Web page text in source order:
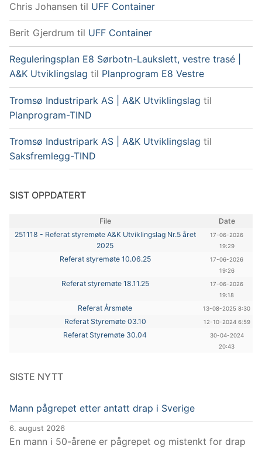
Chris Johansen til UFF Container
Berit Gjerdrum til UFF Container
Reguleringsplan E8 Sørbotn-Laukslett, vestre trasé |
A&K Utviklingslag til Planprogram E8 Vestre
Tromsø Industripark AS | A&K Utviklingslag til
Planprogram-TIND
Tromsø Industripark AS | A&K Utviklingslag til
Saksfremlegg-TIND
SIST OPPDATERT
File
Date
251118 - Referat styremøte A&K Utviklingslag Nr.5 året
2025
17-06-2026
19:29
Referat styremøte 10.06.25
17-06-2026
19:26
Referat styremøte 18.11.25
17-06-2026
19:18
Referat Årsmøte 13-08-2025 8:30
Referat Styremøte 03.10 12-10-2024 6:59
Referat Styremøte 30.04
30-04-2024
20:43
SISTE NYTT
Mann pågrepet etter antatt drap i Sverige
6. august 2026
En mann i 50-årene er pågrepet og mistenkt for drap